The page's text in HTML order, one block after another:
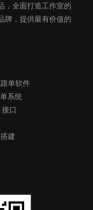
，全面打造工作室的
牌，提供最有价值的
单软件
系统
接口
建